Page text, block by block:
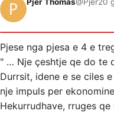
Pjese nga pjesa e 4 e
" … Nje çeshtje qe do te
Durrsit, idene e se ciles
nje impuls per
Hekurrudhave, rruges